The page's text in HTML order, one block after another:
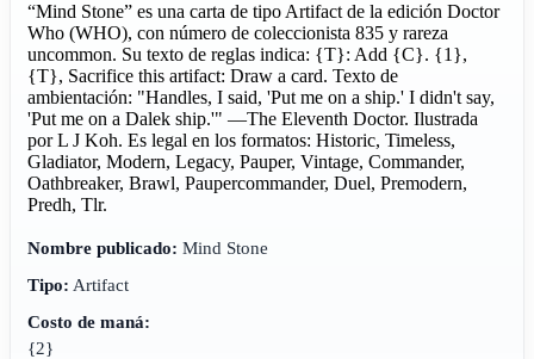
“Mind Stone” es una carta de tipo Artifact de la edición Doctor
Who (WHO), con número de coleccionista 835 y rareza
uncommon. Su texto de reglas indica: {T}: Add {C}. {1},
{T}, Sacrifice this artifact: Draw a card. Texto de
ambientación: "Handles, I said, 'Put me on a ship.' I didn't say,
'Put me on a Dalek ship.'" —The Eleventh Doctor. Ilustrada
por L J Koh. Es legal en los formatos: Historic, Timeless,
Gladiator, Modern, Legacy, Pauper, Vintage, Commander,
Oathbreaker, Brawl, Paupercommander, Duel, Premodern,
Predh, Tlr.
Nombre publicado: Mind Stone
Tipo: Artifact
Costo de maná:
{2}